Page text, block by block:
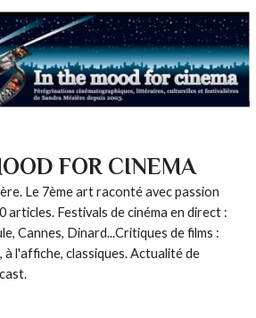
FOR CINEMA
Le 7ème art raconté avec passion
articles. Festivals de cinéma en direct :
Cannes, Dinard...Critiques de films :
l'affiche, classiques. Actualité de